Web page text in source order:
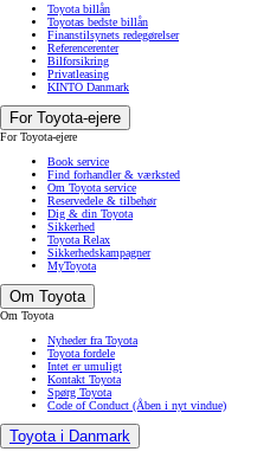
Toyota billån
Toyotas bedste billån
Finanstilsynets redegørelser
Referencerenter
Bilforsikring
Privatleasing
KINTO Danmark
For Toyota-ejere
For Toyota-ejere
Book service
Find forhandler & værksted
Om Toyota service
Reservedele & tilbehør
Dig & din Toyota
Sikkerhed
Toyota Relax
Sikkerhedskampagner
MyToyota
Om Toyota
Om Toyota
Nyheder fra Toyota
Toyota fordele
Intet er umuligt
Kontakt Toyota
Spørg Toyota
Code of Conduct (Åben i nyt vindue)
Toyota i Danmark